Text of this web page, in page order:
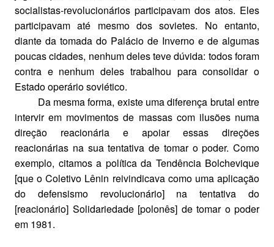
socialistas-revolucionários participavam dos atos. Eles
participavam até mesmo dos sovietes. No entanto,
diante da tomada do Palácio de Inverno e de algumas
poucas cidades, nenhum deles teve dúvida: todos foram
contra e nenhum deles trabalhou para consolidar o
Estado operário soviético.
Da mesma forma, existe uma diferença brutal entre
intervir em movimentos de massas com ilusões numa
direção reacionária e apoiar essas direções
reacionárias na sua tentativa de tomar o poder. Como
exemplo, citamos a política da Tendência Bolchevique
[que o Coletivo Lênin reivindicava como uma aplicação
do defensismo revolucionário] na tentativa do
[reacionário] Solidariedade [polonês] de tomar o poder
em 1981.